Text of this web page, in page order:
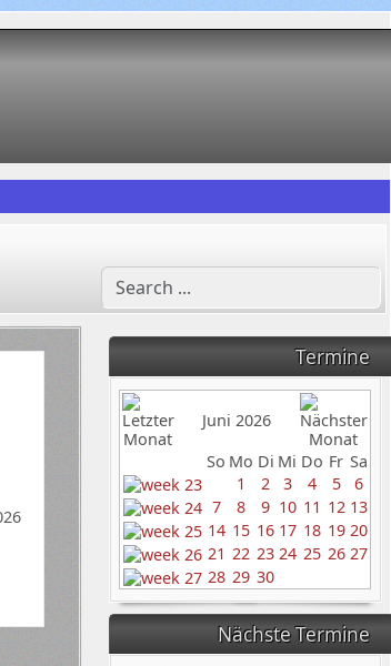
Termine
Juni 2026
So Mo Di Mi Do Fr Sa
1
2 3 4 5
6
7
8 9 10 11 12 13
14 15 16 17 18 19 20
21 22 23 24 25 26 27
28 29 30
Nächste Termine